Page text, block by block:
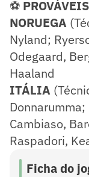
⚽
NORUEGA
Nyland;
Odegaard,
Haaland
ITÁLIA
Cambiaso,
Raspadori,
Ficha do